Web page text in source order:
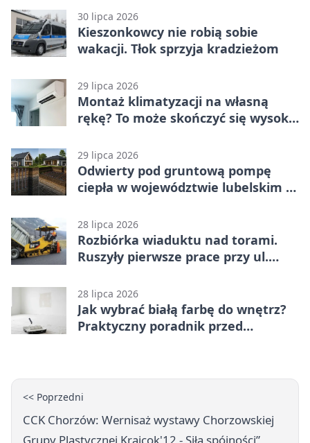
30 lipca 2026
Kieszonkowcy nie robią sobie
wakacji. Tłok sprzyja kradzieżom
29 lipca 2026
Montaż klimatyzacji na własną
rękę? To może skończyć się wysoką
29 lipca 2026
Odwierty pod gruntową pompę
ciepła w województwie lubelskim -
28 lipca 2026
Rozbiórka wiaduktu nad torami.
Ruszyły pierwsze prace przy ul.
28 lipca 2026
Jak wybrać białą farbę do wnętrz?
Praktyczny poradnik przed
<< Poprzedni
CCK Chorzów: Wernisaż wystawy Chorzowskiej